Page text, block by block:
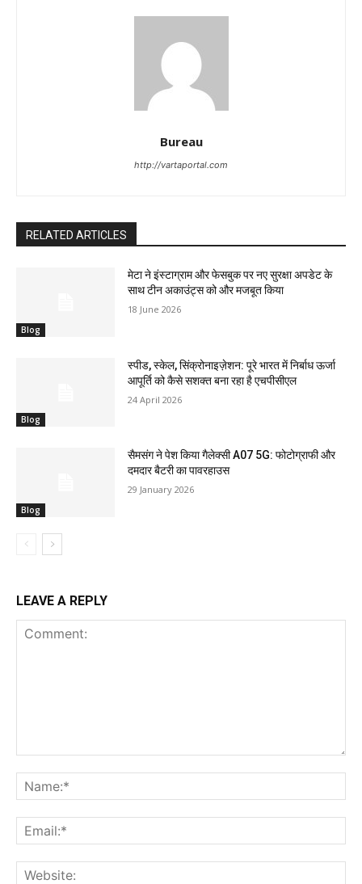
Bureau
http://vartaportal.com
RELATED ARTICLES
Blog
मेटा ने इंस्टाग्राम और फेसबुक पर नए सुरक्षा अपडेट के
साथ टीन अकाउंट्स को और मजबूत किया
18 June 2026
Blog
स्पीड, स्केल, सिंक्रोनाइज़ेशन: पूरे भारत में निर्बाध ऊर्जा
आपूर्ति को कैसे सशक्त बना रहा है एचपीसीएल
24 April 2026
Blog
सैमसंग ने पेश किया गैलेक्सी A07 5G: फोटोग्राफी और
दमदार बैटरी का पावरहाउस
29 January 2026
LEAVE A REPLY